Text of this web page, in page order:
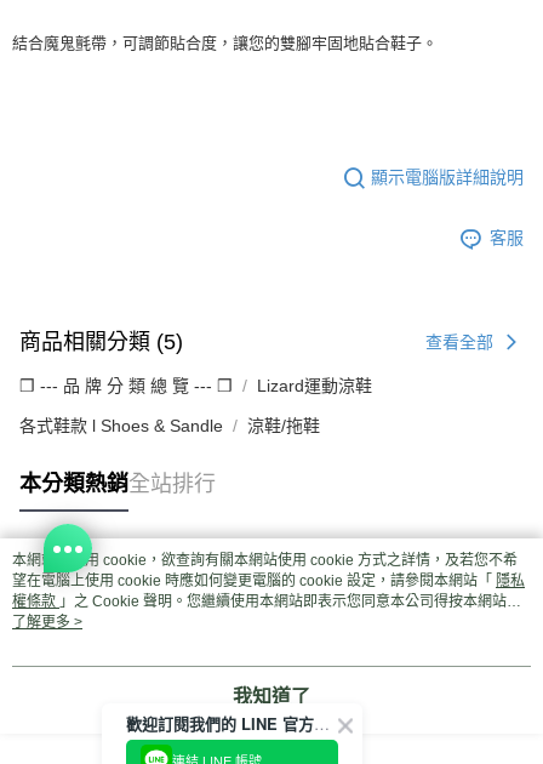
結合魔鬼氈帶，可調節貼合度，讓您的雙腳牢固地貼合鞋子。
顯示電腦版詳細說明
客服
商品相關分類 (5) 查看全部
❒ --- 品 牌 分 類 總 覽 --- ❒ Lizard運動涼鞋
各式鞋款 l Shoes & Sandle 涼鞋/拖鞋
本分類熱銷全站排行
熱門標籤
本網站中使用 cookie，欲查詢有關本網站使用 cookie 方式之詳情，及若您不希
望在電腦上使用 cookie 時應如何變更電腦的 cookie 設定，請參閱本網站「 隱私
權條款 」之 Cookie 聲明。您繼續使用本網站即表示您同意本公司得按本網站使
用條款之 Cookie 聲明使用 cookie。
了解更多 >
我知道了
歡迎訂閱我們的 LINE 官方帳號
連結 LINE 帳號